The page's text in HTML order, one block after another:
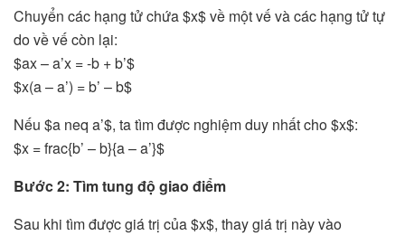
Chuyển các hạng tử chứa $x$ về một vế và các hạng tử tự
do về vế còn lại:
$ax – a’x = -b + b’$
$x(a – a’) = b’ – b$
Nếu $a neq a’$, ta tìm được nghiệm duy nhất cho $x$:
$x = frac{b’ – b}{a – a’}$
Bước 2: Tìm tung độ giao điểm
Sau khi tìm được giá trị của $x$, thay giá trị này vào